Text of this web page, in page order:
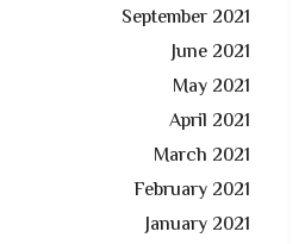
September 2021
June 2021
May 2021
April 2021
March 2021
February 2021
January 2021